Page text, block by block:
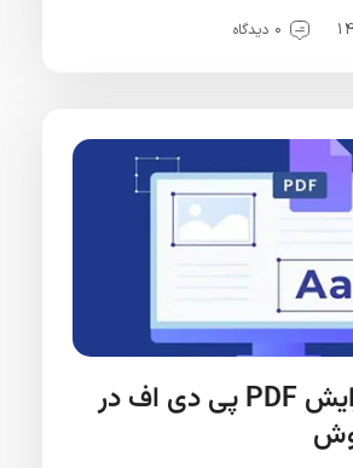
0 دیدگاه
آموزش ویرایش PDF پی دی اف در